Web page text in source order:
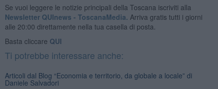
Se vuoi leggere le notizie principali della Toscana iscriviti alla
Newsletter QUInews - ToscanaMedia. Arriva gratis tutti i giorni
alle 20:00 direttamente nella tua casella di posta.
Basta cliccare QUI
Ti potrebbe interessare anche:
Articoli dal Blog “Economia e territorio, da globale a locale” di
Daniele Salvadori